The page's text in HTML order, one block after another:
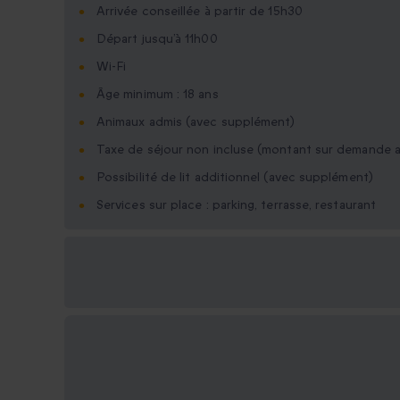
Arrivée conseillée à partir de 15h30
Départ jusqu’à 11h00
Wi-Fi
Âge minimum : 18 ans
Animaux admis (avec supplément)
Taxe de séjour non incluse (montant sur demande
Possibilité de lit additionnel (avec supplément)
Services sur place : parking, terrasse, restaurant